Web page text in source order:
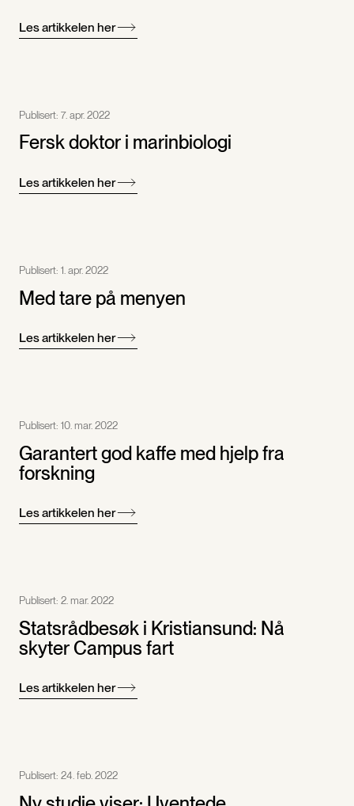
Les artikkelen her
Publisert: 7. apr. 2022
Fersk doktor i marinbiologi
Les artikkelen her
Publisert: 1. apr. 2022
Med tare på menyen
Les artikkelen her
Publisert: 10. mar. 2022
Garantert god kaffe med hjelp fra
forskning
Les artikkelen her
Publisert: 2. mar. 2022
Statsrådbesøk i Kristiansund: Nå
skyter Campus fart
Les artikkelen her
Publisert: 24. feb. 2022